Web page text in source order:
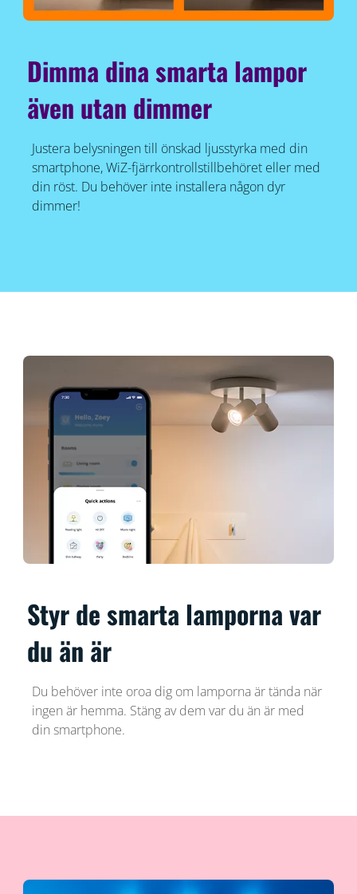
Dimma dina smarta lampor
även utan dimmer
Justera belysningen till önskad ljusstyrka med din
smartphone, WiZ-fjärrkontrollstillbehöret eller med
din röst. Du behöver inte installera någon dyr
dimmer!
Styr de smarta lamporna var
du än är
Du behöver inte oroa dig om lamporna är tända när
ingen är hemma. Stäng av dem var du än är med
din smartphone.